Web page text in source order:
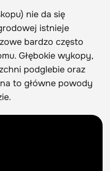
nie da się
istnieje
bardzo często
Głębokie wykopy,
podglebie oraz
to główne powody